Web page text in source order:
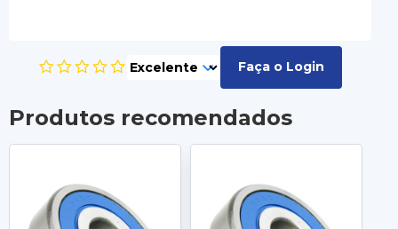
Faça o Login
Produtos recomendados